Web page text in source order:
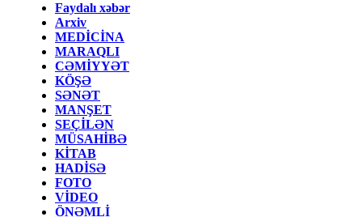
Faydalı xəbər
Arxiv
MEDİCİNA
MARAQLI
CƏMİYYƏT
KÖŞƏ
SƏNƏT
MANŞET
SEÇİLƏN
MÜSAHİBƏ
KİTAB
HADİSƏ
FOTO
VİDEO
ÖNƏMLİ